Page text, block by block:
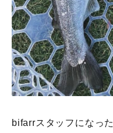
bifarrスタッフになっ